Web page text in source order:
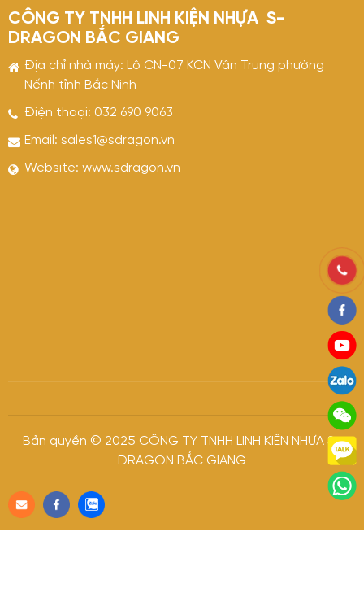
CÔNG TY TNHH LINH KIỆN NHỰA S-
DRAGON BẮC GIANG
Địa chỉ nhà máy: Lô CN-07 KCN Vân Trung phường
Nếnh tỉnh Bắc Ninh
Điện thoại: 032 690 9063
Email: sales1@sdragon.vn
Website: www.sdragon.vn
Bản quyền © 2025 CÔNG TY TNHH LINH KIỆN NHỰA S-
DRAGON BẮC GIANG